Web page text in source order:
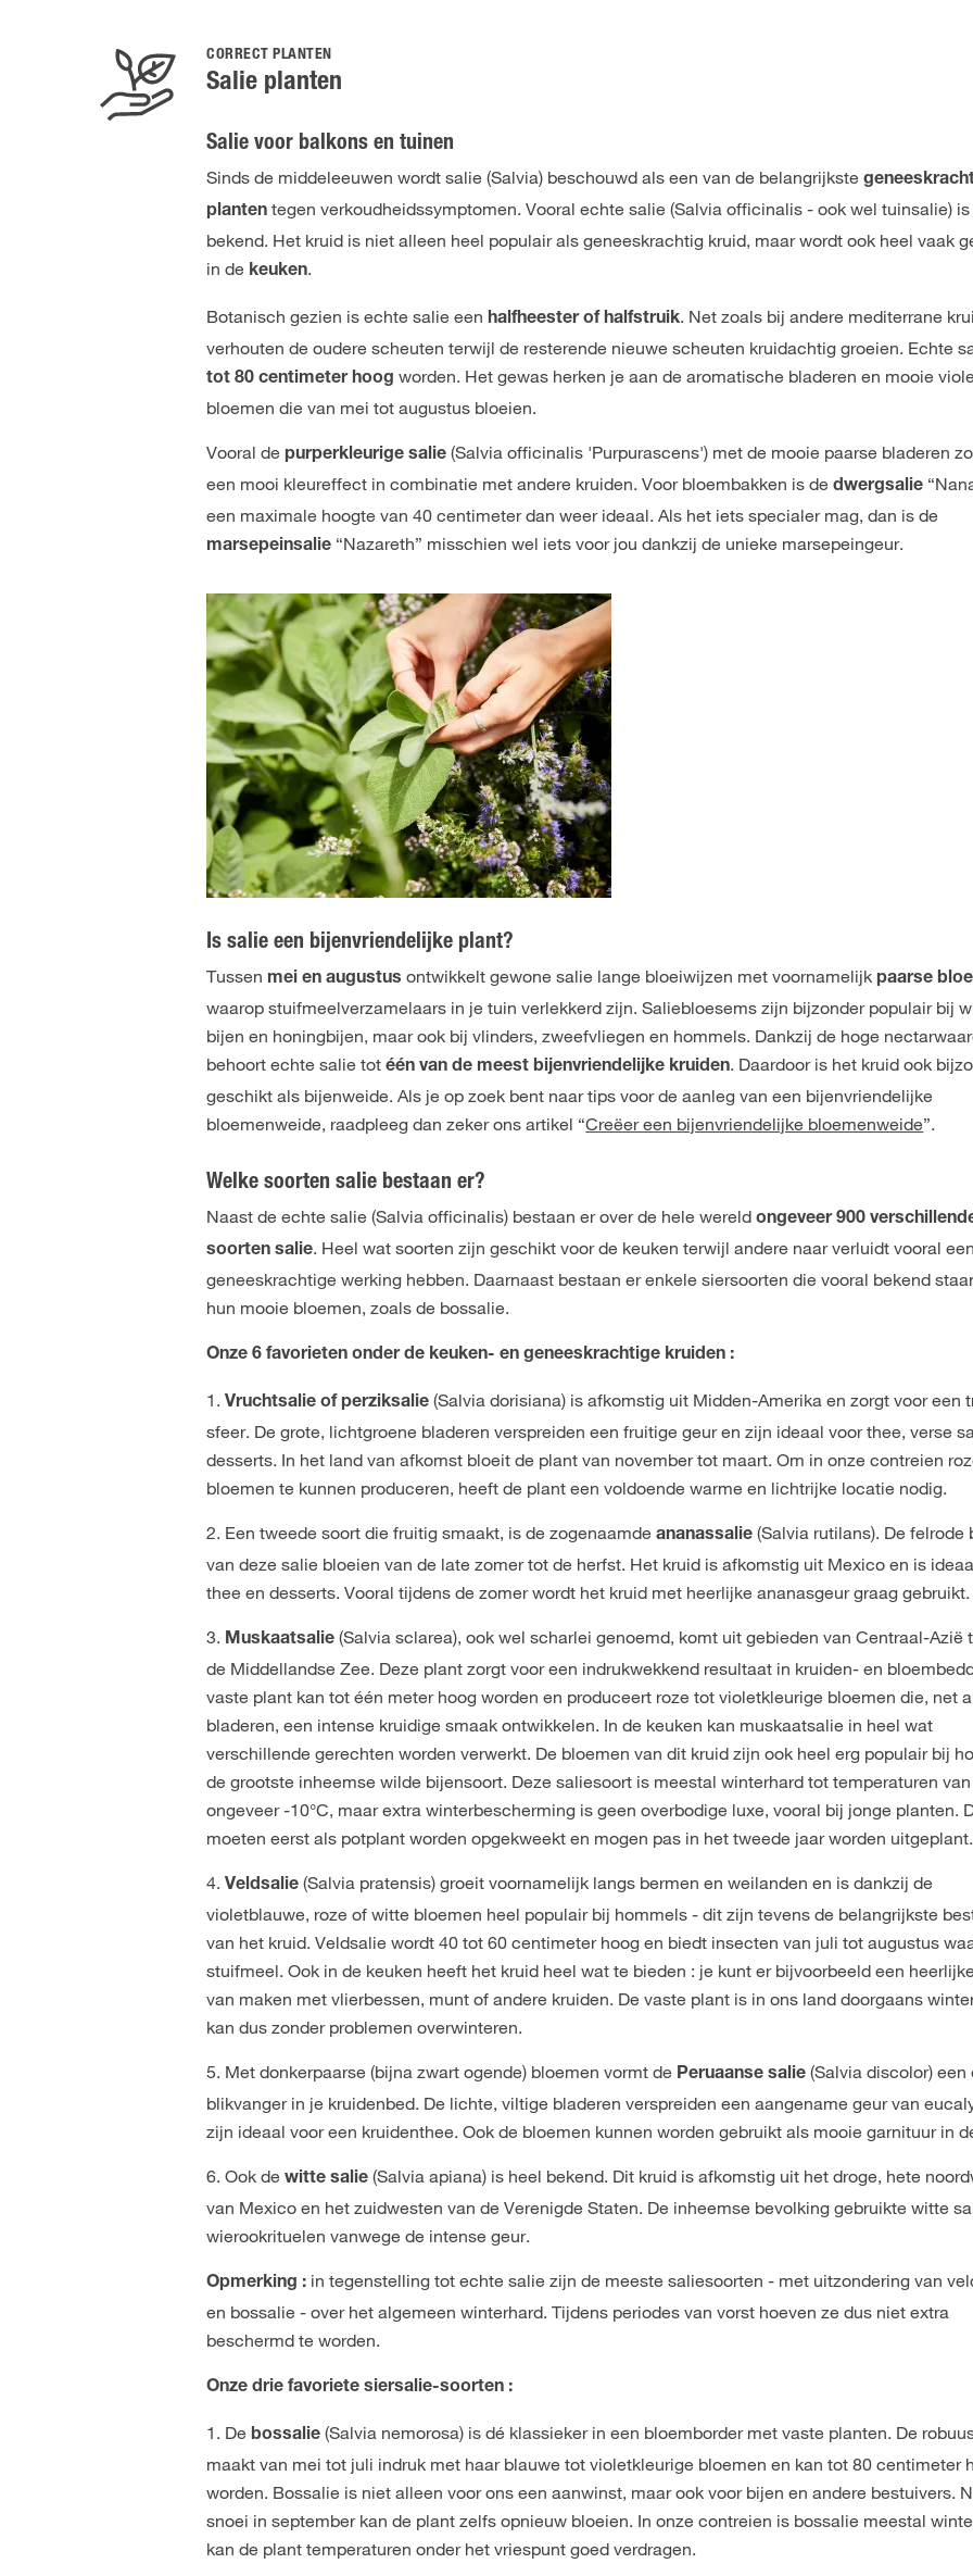
CORRECT PLANTEN
Salie planten
Salie voor balkons en tuinen
Sinds de middeleeuwen wordt salie (Salvia) beschouwd als een van de belangrijkste
planten tegen verkoudheidssymptomen. Vooral echte salie (Salvia officinalis - ook wel tuinsalie) is
bekend. Het kruid is niet alleen heel populair als geneeskrachtig kruid, maar wordt ook heel vaak
in de keuken.
Botanisch gezien is echte salie eenhalfheester of halfstruik. Net zoals bij andere mediterrane
verhouten de oudere scheuten terwijl de resterende nieuwe scheuten kruidachtig groeien. Echte
tot 80 centimeter hoog worden. Het gewas herken je aan de aromatische bladeren en mooie
bloemen die van mei tot augustus bloeien.
Vooral depurperkleurige salie (Salvia officinalis 'Purpurascens') met de mooie paarse bladeren
een mooi kleureffect in combinatie met andere kruiden. Voor bloembakken is dedwergsalie
een maximale hoogte van 40 centimeter dan weer ideaal. Als het iets specialer mag, dan is de
marsepeinsalie “Nazareth” misschien wel iets voor jou dankzij de unieke marsepeingeur.
Is salie een bijenvriendelijke plant?
Tussen mei en augustus ontwikkelt gewone salie lange bloeiwijzen met voornamelijkpaarse
waarop stuifmeelverzamelaars in je tuin verlekkerd zijn. Saliebloesems zijn bijzonder populair bij
bijen en honingbijen, maar ook bij vlinders, zweefvliegen en hommels. Dankzij de hoge
behoort echte salie totéén van de meest bijenvriendelijke kruiden. Daardoor is het kruid ook
geschikt als bijenweide. Als je op zoek bent naar tips voor de aanleg van een bijenvriendelijke
bloemenweide, raadpleeg dan zeker ons artikel “Creëer een bijenvriendelijke bloemenweide”.
Welke soorten salie bestaan er?
Naast de echte salie (Salvia officinalis) bestaan er over de hele wereld ongeveer 900
soorten salie. Heel wat soorten zijn geschikt voor de keuken terwijl andere naar verluidt vooral een
geneeskrachtige werking hebben. Daarnaast bestaan er enkele siersoorten die vooral bekend
hun mooie bloemen, zoals de bossalie.
Onze 6 favorieten onder de keuken- en geneeskrachtige kruiden :
1.Vruchtsalie of perziksalie (Salvia dorisiana) is afkomstig uit Midden-Amerika en zorgt voor een
sfeer. De grote, lichtgroene bladeren verspreiden een fruitige geur en zijn ideaal voor thee, verse
desserts. In het land van afkomst bloeit de plant van november tot maart. Om in onze contreien
bloemen te kunnen produceren, heeft de plant een voldoende warme en lichtrijke locatie nodig.
2. Een tweede soort die fruitig smaakt, is de zogenaamdeananassalie (Salvia rutilans). De felrode
van deze salie bloeien van de late zomer tot de herfst. Het kruid is afkomstig uit Mexico en is
thee en desserts. Vooral tijdens de zomer wordt het kruid met heerlijke ananasgeur graag gebruikt.
3. Muskaatsalie (Salvia sclarea), ook wel scharlei genoemd, komt uit gebieden van Centraal-Azië
de Middellandse Zee. Deze plant zorgt voor een indrukwekkend resultaat in kruiden- en
vaste plant kan tot één meter hoog worden en produceert roze tot violetkleurige bloemen die, net
bladeren, een intense kruidige smaak ontwikkelen. In de keuken kan muskaatsalie in heel wat
verschillende gerechten worden verwerkt. De bloemen van dit kruid zijn ook heel erg populair bij
de grootste inheemse wilde bijensoort. Deze saliesoort is meestal winterhard tot temperaturen van
ongeveer -10°C, maar extra winterbescherming is geen overbodige luxe, vooral bij jonge planten.
moeten eerst als potplant worden opgekweekt en mogen pas in het tweede jaar worden uitgeplant.
4.Veldsalie (Salvia pratensis) groeit voornamelijk langs bermen en weilanden en is dankzij de
violetblauwe, roze of witte bloemen heel populair bij hommels - dit zijn tevens de belangrijkste
van het kruid. Veldsalie wordt 40 tot 60 centimeter hoog en biedt insecten van juli tot augustus
stuifmeel. Ook in de keuken heeft het kruid heel wat te bieden : je kunt er bijvoorbeeld een
van maken met vlierbessen, munt of andere kruiden. De vaste plant is in ons land doorgaans
kan dus zonder problemen overwinteren.
5. Met donkerpaarse (bijna zwart ogende) bloemen vormt de Peruaanse salie (Salvia discolor) een
blikvanger in je kruidenbed. De lichte, viltige bladeren verspreiden een aangename geur van
zijn ideaal voor een kruidenthee. Ook de bloemen kunnen worden gebruikt als mooie garnituur in
6. Ook dewitte salie (Salvia apiana) is heel bekend. Dit kruid is afkomstig uit het droge, hete
van Mexico en het zuidwesten van de Verenigde Staten. De inheemse bevolking gebruikte witte
wierookrituelen vanwege de intense geur.
Opmerking : in tegenstelling tot echte salie zijn de meeste saliesoorten - met uitzondering van
en bossalie - over het algemeen winterhard. Tijdens periodes van vorst hoeven ze dus niet extra
beschermd te worden.
Onze drie favoriete siersalie-soorten :
1. Debossalie (Salvia nemorosa) is dé klassieker in een bloemborder met vaste planten. De
maakt van mei tot juli indruk met haar blauwe tot violetkleurige bloemen en kan tot 80 centimeter
worden. Bossalie is niet alleen voor ons een aanwinst, maar ook voor bijen en andere bestuivers.
snoei in september kan de plant zelfs opnieuw bloeien. In onze contreien is bossalie meestal
kan de plant temperaturen onder het vriespunt goed verdragen.